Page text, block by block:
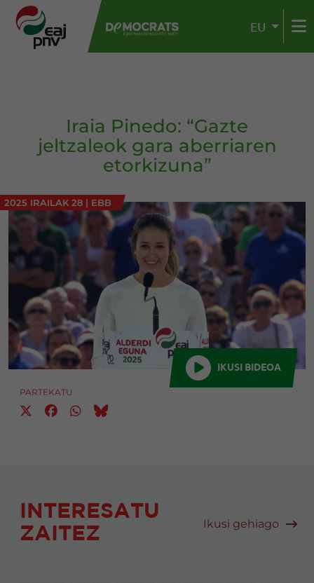
EU
Iraia Pinedo: “Gazte
jeltzaleok gara aberriaren
etorkizuna”
2025 IRAILAK 28 | EBB
IKUSI BIDEOA
PARTEKATU
INTERESATU
ZAITEZ
Ikusi gehiago